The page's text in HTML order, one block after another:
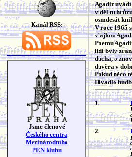
Kanál RSS:
Jsme členové
Českého centra
Mezinárodního
PEN klubu
Agadir uvádí
viděl tu
osmdesát
V roce 1965
vlajkou
Poemu
lidí byly
ducha, o
důvěra v
Pokud něco
Divadlo
1.
2.